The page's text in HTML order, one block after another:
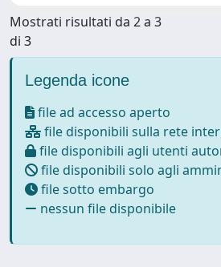
Mostrati risultati da 2 a 3
di 3
Legenda icone
file ad accesso aperto
file disponibili sulla rete
file disponibili agli utenti
file disponibili solo agli
file sotto embargo
nessun file disponibile